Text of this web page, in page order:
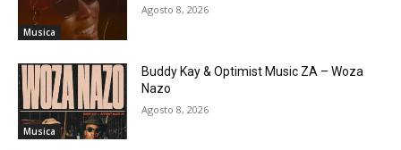
Musica
Agosto 8, 2026
Musica
Buddy Kay & Optimist Music ZA – Woza
Nazo
Agosto 8, 2026